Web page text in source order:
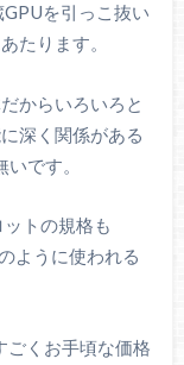
を引っこ抜い
たります。
からいろいろと
深く関係がある
です。
トの規格も
ように使われる
くお手頃な価格